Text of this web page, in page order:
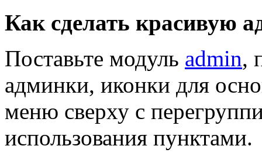
Как сделать красивую
Поставьте модуль admin,
админки, иконки для
меню сверху с
использования пунктами.